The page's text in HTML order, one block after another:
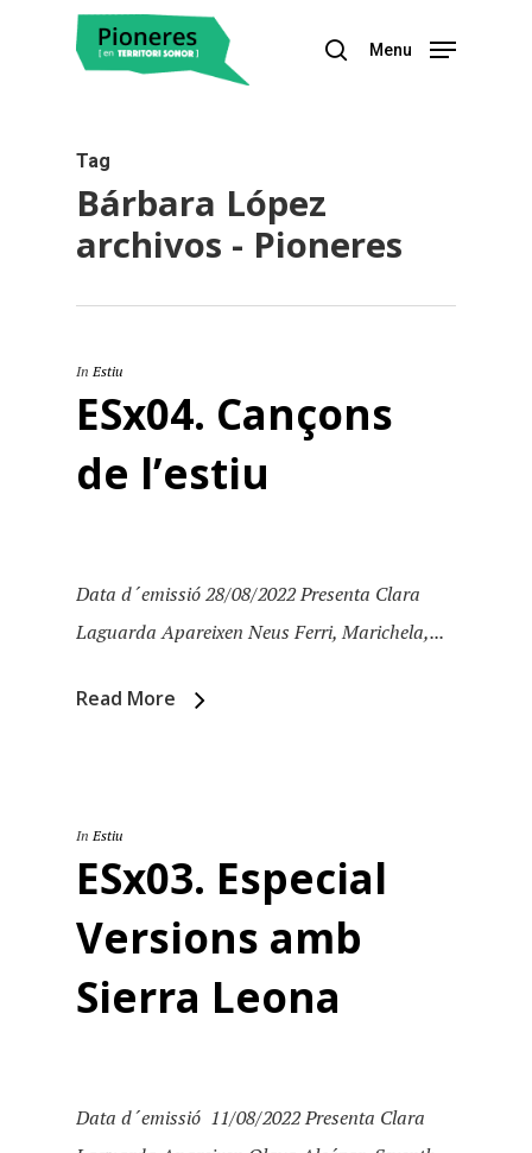
Menu
Tag
Bárbara López
archivos - Pioneres
In Estiu
ESx04. Cançons
de l’estiu
Data d´emissió 28/08/2022 Presenta Clara
Laguarda Apareixen Neus Ferri, Marichela,...
Read More
In Estiu
ESx03. Especial
Versions amb
Sierra Leona
Data d´emissió 11/08/2022 Presenta Clara